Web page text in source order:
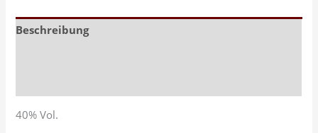
Beschreibung
40% Vol.